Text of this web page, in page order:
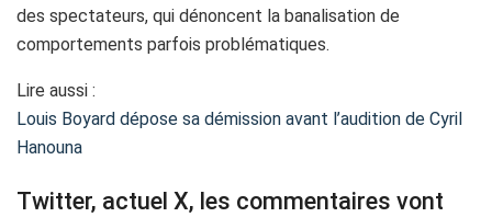
des spectateurs, qui dénoncent la banalisation de
comportements parfois problématiques.
Lire aussi :
Louis Boyard dépose sa démission avant l’audition de Cyril
Hanouna
Twitter, actuel X, les commentaires vont